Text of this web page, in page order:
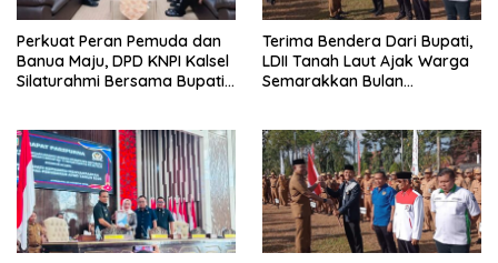
Perkuat Peran Pemuda dan
Banua Maju, DPD KNPI Kalsel
Silaturahmi Bersama Bupati
Terima Bendera Dari Bupati,
LDII Tanah Laut Ajak Warga
Semarakkan Bulan